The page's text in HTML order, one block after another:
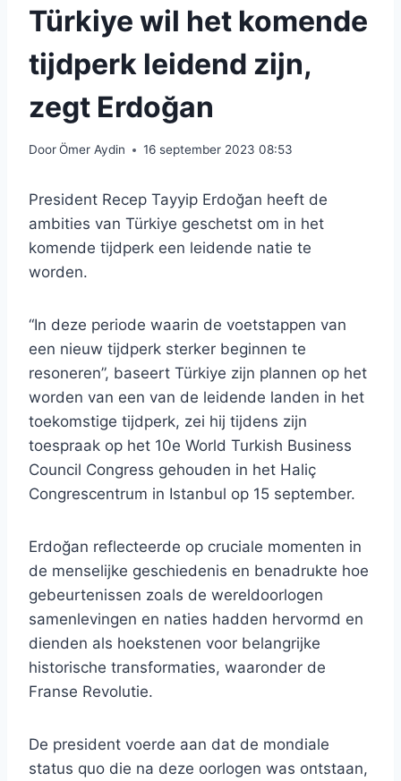
Türkiye wil het komende
tijdperk leidend zijn,
zegt Erdoğan
DoorÖmer Aydin 16 september 2023 08:53
President Recep Tayyip Erdoğan heeft de
ambities van Türkiye geschetst om in het
komende tijdperk een leidende natie te
worden.
“In deze periode waarin de voetstappen van
een nieuw tijdperk sterker beginnen te
resoneren”, baseert Türkiye zijn plannen op het
worden van een van de leidende landen in het
toekomstige tijdperk, zei hij tijdens zijn
toespraak op het 10e World Turkish Business
Council Congress gehouden in het Haliç
Congrescentrum in Istanbul op 15 september.
Erdoğan reflecteerde op cruciale momenten in
de menselijke geschiedenis en benadrukte hoe
gebeurtenissen zoals de wereldoorlogen
samenlevingen en naties hadden hervormd en
dienden als hoekstenen voor belangrijke
historische transformaties, waaronder de
Franse Revolutie.
De president voerde aan dat de mondiale
status quo die na deze oorlogen was ontstaan,